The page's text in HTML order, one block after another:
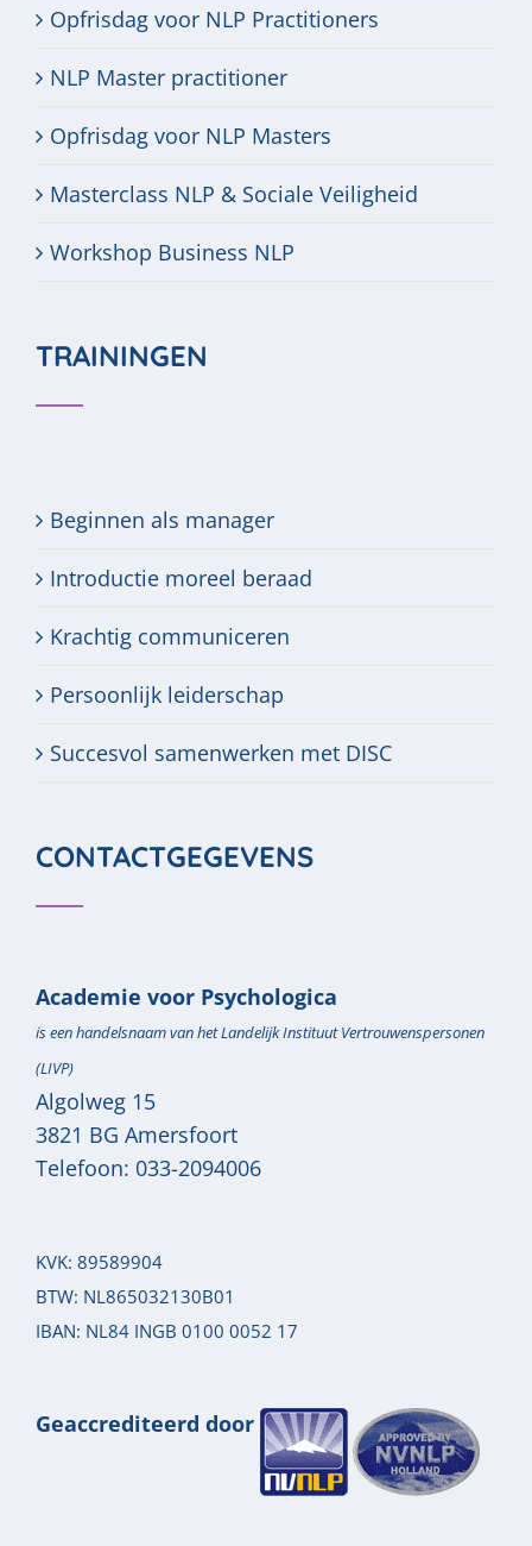
Opfrisdag voor NLP Practitioners
NLP Master practitioner
Opfrisdag voor NLP Masters
Masterclass NLP & Sociale Veiligheid
Workshop Business NLP
TRAININGEN
Beginnen als manager
Introductie moreel beraad
Krachtig communiceren
Persoonlijk leiderschap
Succesvol samenwerken met DISC
CONTACTGEGEVENS
Academie voor Psychologica
is een handelsnaam van het Landelijk Instituut Vertrouwenspersonen
(LIVP)
Algolweg 15
3821 BG Amersfoort
Telefoon: 033-2094006
KVK: 89589904
BTW: NL865032130B01
IBAN: NL84 INGB 0100 0052 17
Geaccrediteerd door